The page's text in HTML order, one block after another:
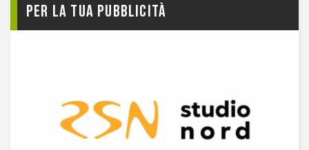
Per la tua pubblicità